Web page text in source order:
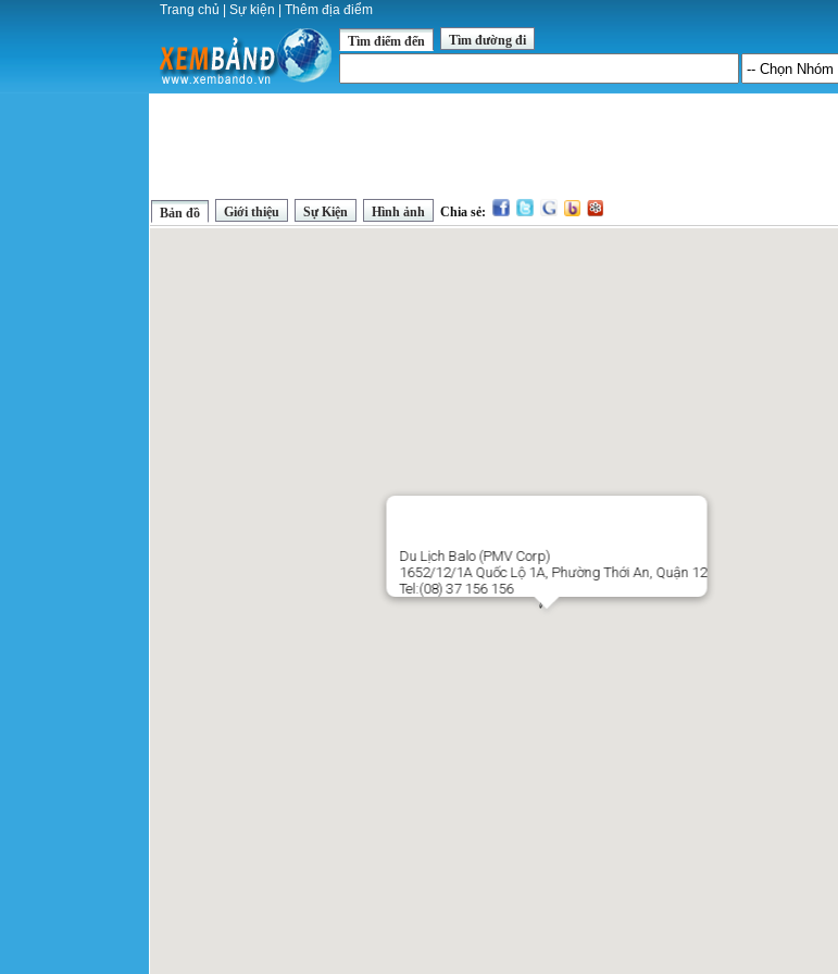
Trang chủ Sự kiện Thêm địa điểm
Tìm điểm đến Tìm đường đi
Bản đồ Giới thiệu Sự Kiện Hình ảnh Chia sẻ:
Du Lịch Balo (PMV Corp)
1652/12/1A Quốc Lộ 1A, Phường Thới An, Quận 12
Tel:(08) 37 156 156